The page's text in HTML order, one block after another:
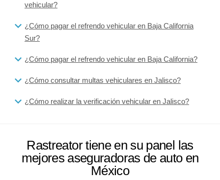
vehicular?
¿Cómo pagar el refrendo vehicular en Baja California
Sur?
¿Cómo pagar el refrendo vehicular en Baja California?
¿Cómo consultar multas vehiculares en Jalisco?
¿Cómo realizar la verificación vehicular en Jalisco?
Rastreator tiene en su panel las
mejores aseguradoras de auto en
México